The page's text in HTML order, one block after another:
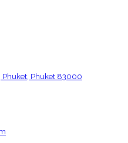
Phuket, Phuket 83000